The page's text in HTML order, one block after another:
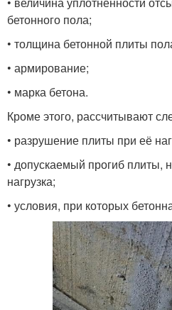
бетонного пола;
• толщина бетонной плиты
• армирование;
• марка бетона.
Кроме этого, рассчитывают
• разрушение плиты при её
• допускаемый прогиб плиты,
нагрузка;
• условия, при которых